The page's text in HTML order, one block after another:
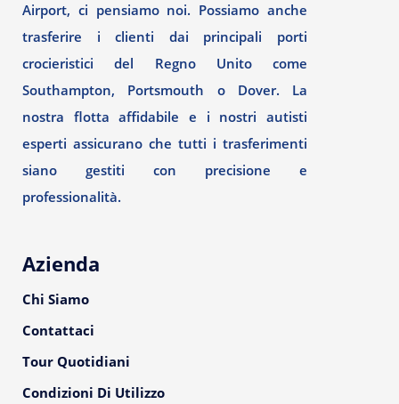
Airport, ci pensiamo noi. Possiamo anche
trasferire i clienti dai principali porti
crocieristici del Regno Unito come
Southampton, Portsmouth o Dover. La
nostra flotta affidabile e i nostri autisti
esperti assicurano che tutti i trasferimenti
siano gestiti con precisione e
professionalità.
Azienda
Chi Siamo
Contattaci
Tour Quotidiani
Condizioni Di Utilizzo